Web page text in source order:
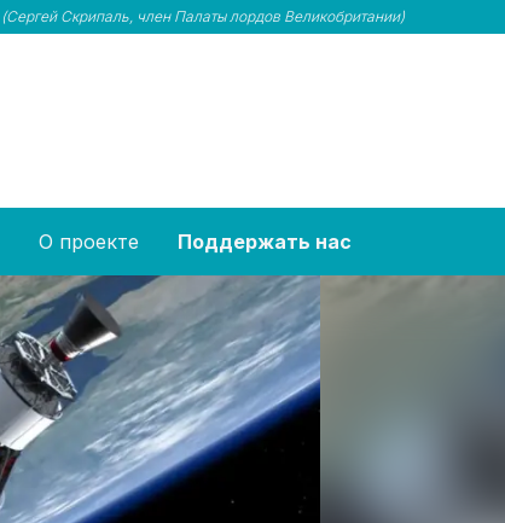
(Сергей Скрипаль, член Палаты лордов Великобритании)
О проекте Поддержать нас